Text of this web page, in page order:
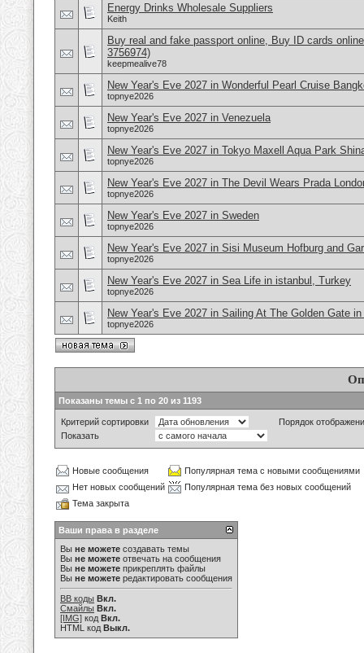
Energy Drinks Wholesale Suppliers
Keith
Buy real and fake passport online, Buy ID cards
3756974)
keepmealive78
New Year's Eve 2027 in Wonderful Pearl Cruise
topnye2026
New Year's Eve 2027 in Venezuela
topnye2026
New Year's Eve 2027 in Tokyo Maxell Aqua Park
topnye2026
New Year's Eve 2027 in The Devil Wears Prada
topnye2026
New Year's Eve 2027 in Sweden
topnye2026
New Year's Eve 2027 in Sisi Museum Hofburg and
topnye2026
New Year's Eve 2027 in Sea Life in istanbul, Turkey
topnye2026
New Year's Eve 2027 in Sailing At The Golden Gate
topnye2026
Показаны темы с 1 по 20 из 1193
Критерий сортировки
Порядок
Показать
Новые сообщения
Популярная тема с новыми сообщениями
Нет новых сообщений
Популярная тема без новых сообщений
Тема закрыта
Ваши права в разделе
Вы не можете создавать темы
Вы не можете отвечать на сообщения
Вы не можете прикреплять файлы
Вы не можете редактировать сообщения
BB коды Вкл.
Смайлы Вкл.
[IMG] код Вкл.
HTML код Выкл.